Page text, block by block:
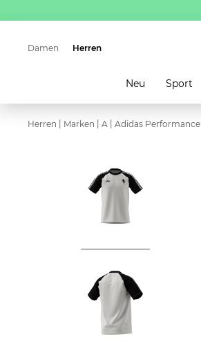
Damen Herren
Neu Sport
Herren Marken A Adidas Performance